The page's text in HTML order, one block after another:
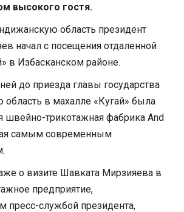
высокого гостя.
область президент
начал с посещения отдаленной
в Избасканском районе.
до приезда главы государства
в махалле «Кугай» была
швейно-трикотажная фабрика And
самым современным
о визите Шавката Мирзияева в
предприятие,
пресс-службой президента,